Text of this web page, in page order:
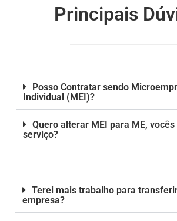
Principais
Posso Contratar sendo
Individual (MEI)?
Quero alterar MEI para ME,
serviço?
Terei mais trabalho para
empresa?